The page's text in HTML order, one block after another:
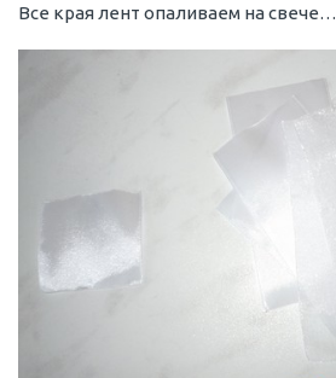
Все края лент опаливаем на свече…